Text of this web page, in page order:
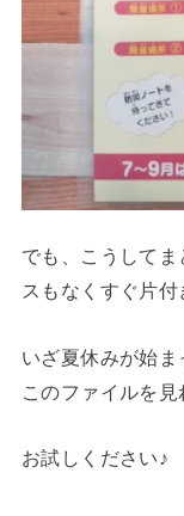
でも、こうして
スもなくすぐ片付
いざ夏休みが始
このファイルを見
お試しください♪